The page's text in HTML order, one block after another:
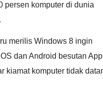
persen komputer di dunia
merilis Windows 8 ingin
dan Android besutan
kiamat komputer tidak